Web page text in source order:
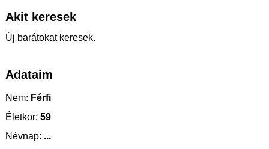
Akit keresek
Új barátokat keresek.
Adataim
Nem: Férfi
Életkor: 59
Névnap: ...